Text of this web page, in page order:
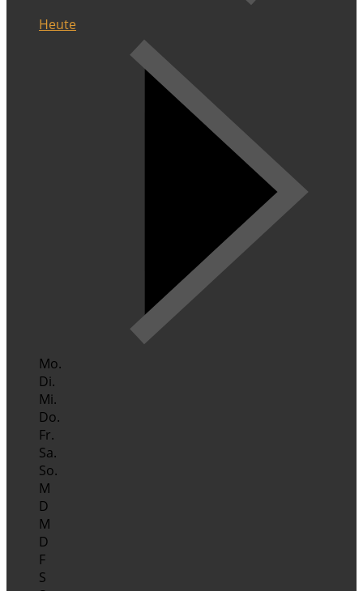
Heute
Mo.
Di.
Mi.
Do.
Fr.
Sa.
So.
M
D
M
D
F
S